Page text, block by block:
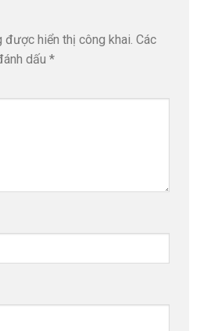
được hiển thị công khai. Các
dấu *